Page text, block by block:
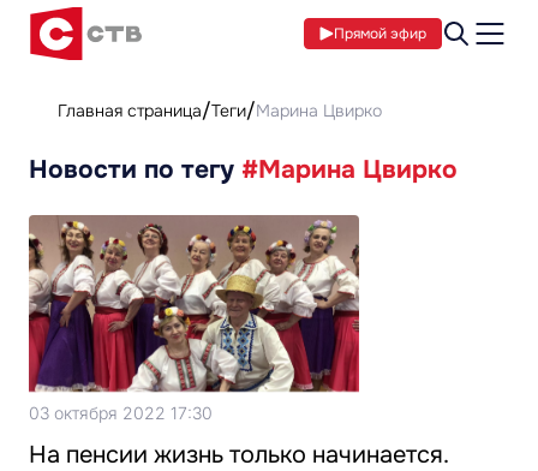
Прямой эфир
Главная страница Теги Марина Цвирко
Новости по тегу #Марина Цвирко
03 октября 2022 17:30
На пенсии жизнь только начинается.